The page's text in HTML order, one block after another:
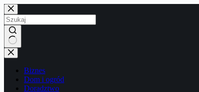
Przejdź
do
treści
Brak
wyników
Biznes
Dom i ogród
Doradztwo